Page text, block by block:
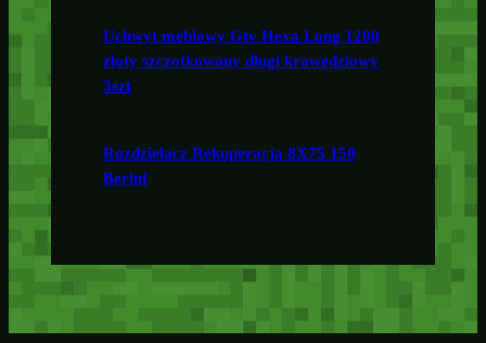
Uchwyt meblowy Gtv Hexa Long 1200
złoty szczotkowany długi krawędziowy
3szt
Rozdzielacz Rekuperacja 8X75 150
Berluf